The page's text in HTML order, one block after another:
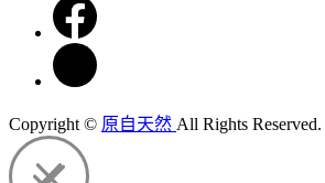
Copyright © 原自天然 All Rights Reserved.